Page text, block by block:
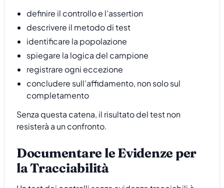
definire il controllo e l’assertion
descrivere il metodo di test
identificare la popolazione
spiegare la logica del campione
registrare ogni eccezione
concludere sull’affidamento, non solo sul
completamento
Senza questa catena, il risultato del test non
resisterà a un confronto.
Documentare le Evidenze per
la Tracciabilità